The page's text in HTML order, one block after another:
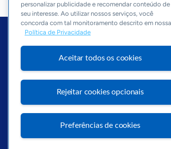
Sobre
Editorias
Economia & Política
personalizar publicidade e recomendar conteúdo de
seu interesse. Ao utilizar nossos serviços, você
concorda com tal monitoramento descrito em nossa
Política de Privacidade
Aceitar todos os cookies
Rejeitar cookies opcionais
Preferências de cookies